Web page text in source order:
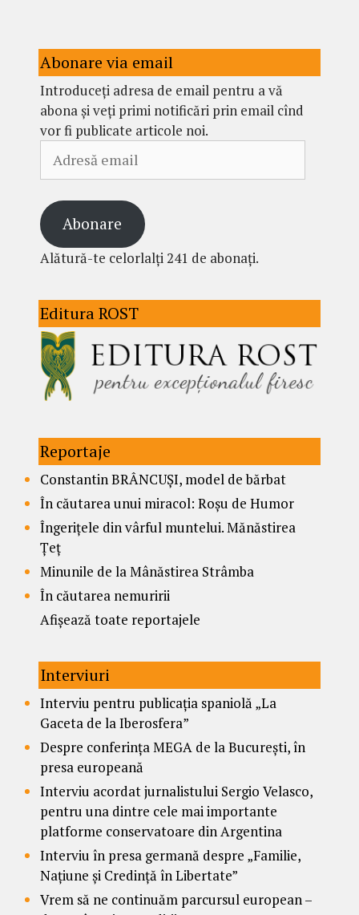
Abonare via email
Introduceți adresa de email pentru a vă
abona și veți primi notificări prin email cînd
vor fi publicate articole noi.
email
Abonare
Alătură-te celorlalți 241 de abonați.
Editura ROST
Reportaje
Constantin BRÂNCUȘI, model de bărbat
În căutarea unui miracol: Roșu de Humor
Îngerițele din vârful muntelui. Mănăstirea
Țeț
Minunile de la Mânăstirea Strâmba
În căutarea nemuririi
Afișează toate reportajele
Interviuri
Interviu pentru publicația spaniolă „La
Gaceta de la Iberosfera”
Despre conferința MEGA de la București, în
presa europeană
Interviu acordat jurnalistului Sergio Velasco,
pentru una dintre cele mai importante
platforme conservatoare din Argentina
Interviu în presa germană despre „Familie,
Națiune și Credință în Libertate”
Vrem să ne continuăm parcursul european –